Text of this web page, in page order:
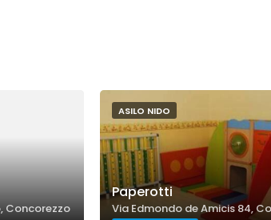
Concorezzo
ASILO NIDO
Paperotti
Via Edmondo de Amicis 84,